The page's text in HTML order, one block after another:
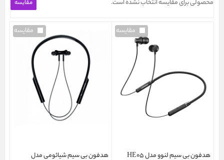
محصولی برای مقایسه انتخاب نشده است.
مقایسه
هدفون بی سیم لنوو مدل HE05
مقایسه
هدفون بی سیم شیائومی مدل